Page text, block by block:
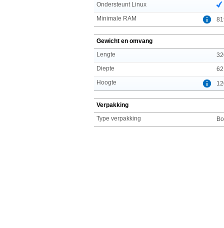
Ondersteunt Linux
Minimale RAM
Gewicht en omvang
Lengte
Diepte
Hoogte
Verpakking
Type verpakking